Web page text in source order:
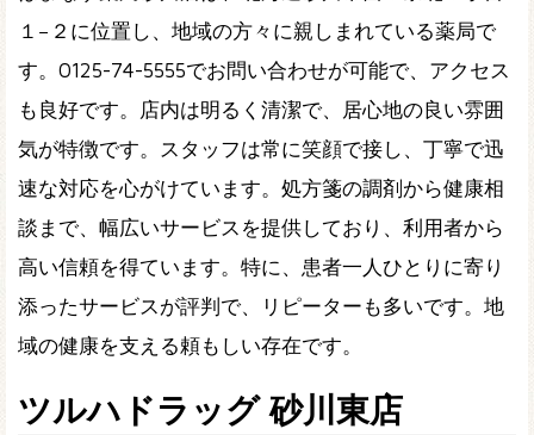
１−２に位置し、地域の方々に親しまれている薬局で
す。0125-74-5555でお問い合わせが可能で、アクセス
も良好です。店内は明るく清潔で、居心地の良い雰囲
気が特徴です。スタッフは常に笑顔で接し、丁寧で迅
速な対応を心がけています。処方箋の調剤から健康相
談まで、幅広いサービスを提供しており、利用者から
高い信頼を得ています。特に、患者一人ひとりに寄り
添ったサービスが評判で、リピーターも多いです。地
域の健康を支える頼もしい存在です。
ツルハドラッグ 砂川東店